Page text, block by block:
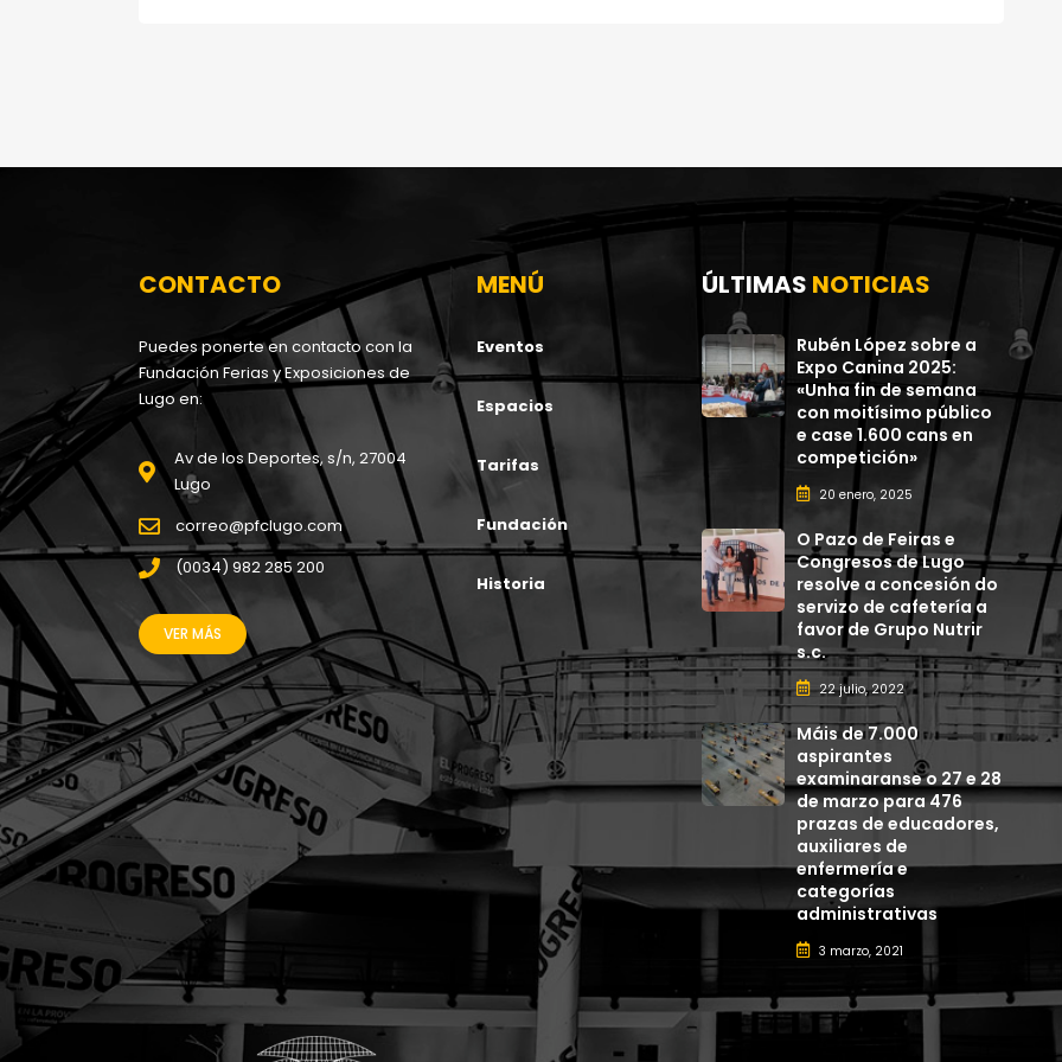
CONTACTO
Puedes ponerte en contacto con la
Fundación Ferias y Exposiciones de
Lugo en:
Av de los Deportes, s/n, 27004
Lugo
correo@pfclugo.com
(0034) 982 285 200
VER MÁS
MENÚ
Eventos
Espacios
Tarifas
Fundación
Historia
ÚLTIMAS NOTICIAS
Rubén López sobre a
Expo Canina 2025:
«Unha fin de semana
con moitísimo público
e case 1.600 cans en
competición»
20 enero, 2025
O Pazo de Feiras e
Congresos de Lugo
resolve a concesión do
servizo de cafetería a
favor de Grupo Nutrir
s.c.
22 julio, 2022
Máis de 7.000
aspirantes
examinaranse o 27 e 28
de marzo para 476
prazas de educadores,
auxiliares de
enfermería e
categorías
administrativas
3 marzo, 2021